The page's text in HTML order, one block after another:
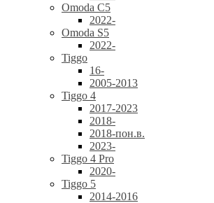
Omoda C5
2022-
Omoda S5
2022-
Tiggo
16-
2005-2013
Tiggo 4
2017-2023
2018-
2018-пон.в.
2023-
Tiggo 4 Pro
2020-
Tiggo 5
2014-2016